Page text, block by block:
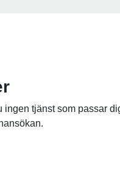
ingen tjänst som passar